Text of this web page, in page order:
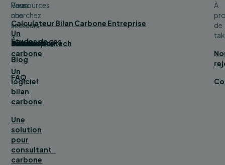
Vous
cherchez
Un
bilan
carbone
Un
logiciel
bilan
carbone
Une
solution
pour
consultant
carbone
Parmi
nos
secteurs
Bâtiment
Service
Tourisme
Distribution
Industrie
Numérique/tech
Collectivité
Ressources
Calculateur Bilan Carbone Entreprise
Études de cas
Blog
FAQ
À
de